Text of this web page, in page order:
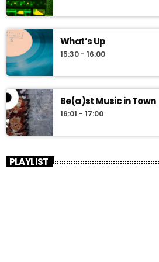
What’s Up
15:30 - 16:00
Be(a)st Music in Town
16:01 - 17:00
PLAYLIST